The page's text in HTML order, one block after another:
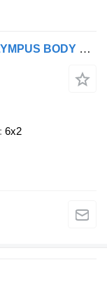
Dennis ELITE 6 6X2 AUTO 26TON OLYMPUS BODY REAR STEER REFUSE
6x2